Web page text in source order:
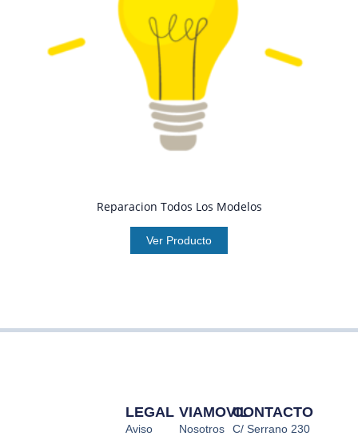
Reparacion Todos Los Modelos
Ver Producto
VIAMOVIL
Nosotros
LEGAL
Aviso
CONTACTO
C/ Serrano 230